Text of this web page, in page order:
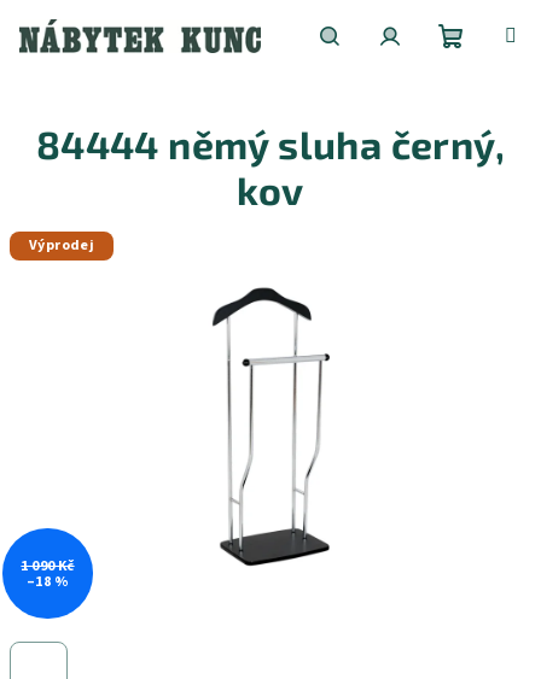
obsah
košík
84444 němý sluha černý,
kov
Výprodej
1 090 Kč
–18 %